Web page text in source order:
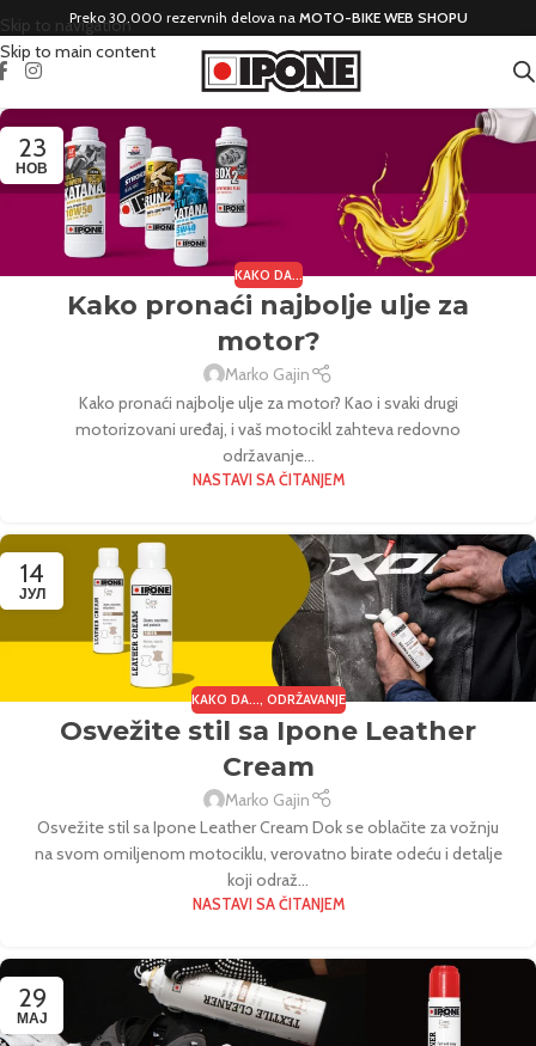
Skip to navigation
Skip to main content
Preko 30.000 rezervnih delova na MOTO-BIKE WEB SHOPU
23
НОВ
KAKO DA...
Kako pronaći najbolje ulje za
motor?
Marko Gajin
Kako pronaći najbolje ulje za motor? Kao i svaki drugi
motorizovani uređaj, i vaš motocikl zahteva redovno
održavanje...
NASTAVI SA ČITANJEM
14
ЈУЛ
KAKO DA..., ODRŽAVANJE
Osvežite stil sa Ipone Leather
Cream
Marko Gajin
Osvežite stil sa Ipone Leather Cream Dok se oblačite za vožnju
na svom omiljenom motociklu, verovatno birate odeću i detalje
koji odraž...
NASTAVI SA ČITANJEM
29
МАЈ